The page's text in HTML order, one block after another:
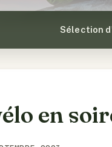
Sélection
en